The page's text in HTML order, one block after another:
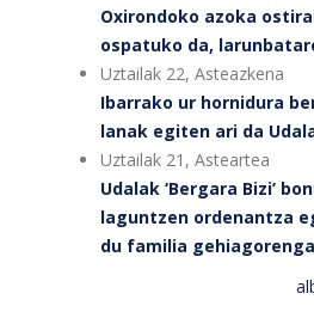
Oxirondoko azoka
ospatuko da,
Uztailak 22, Asteazkena
Ibarrako ur hornidura
lanak egiten ari da
Uztailak 21, Asteartea
Udalak ‘Bergara Bizi’
laguntzen ordenantza
du familia